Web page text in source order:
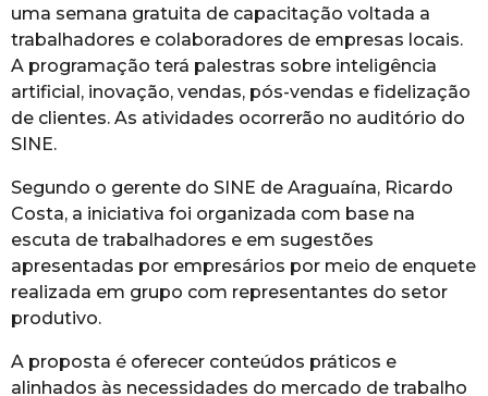
uma semana gratuita de capacitação voltada a
trabalhadores e colaboradores de empresas locais.
A programação terá palestras sobre inteligência
artificial, inovação, vendas, pós-vendas e fidelização
de clientes. As atividades ocorrerão no auditório do
SINE.
Segundo o gerente do SINE de Araguaína, Ricardo
Costa, a iniciativa foi organizada com base na
escuta de trabalhadores e em sugestões
apresentadas por empresários por meio de enquete
realizada em grupo com representantes do setor
produtivo.
A proposta é oferecer conteúdos práticos e
alinhados às necessidades do mercado de trabalho